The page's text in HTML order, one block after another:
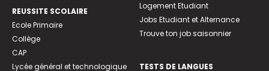
REUSSITE SCOLAIRE
Ecole Primaire
Collège
CAP
Lycée général et technologique
Logement Etudiant
Jobs Etudiant et Alternance
Trouve ton job saisonnier
TESTS DE LANGUES